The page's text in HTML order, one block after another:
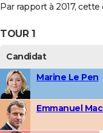
Par rapport à 2017,
TOUR 1
Candidat
Marine Le Pen
Emmanuel